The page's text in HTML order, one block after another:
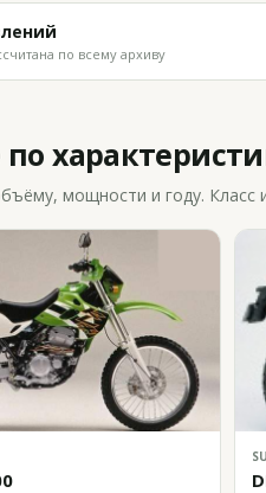
по всему архиву
мощности и году. Класс